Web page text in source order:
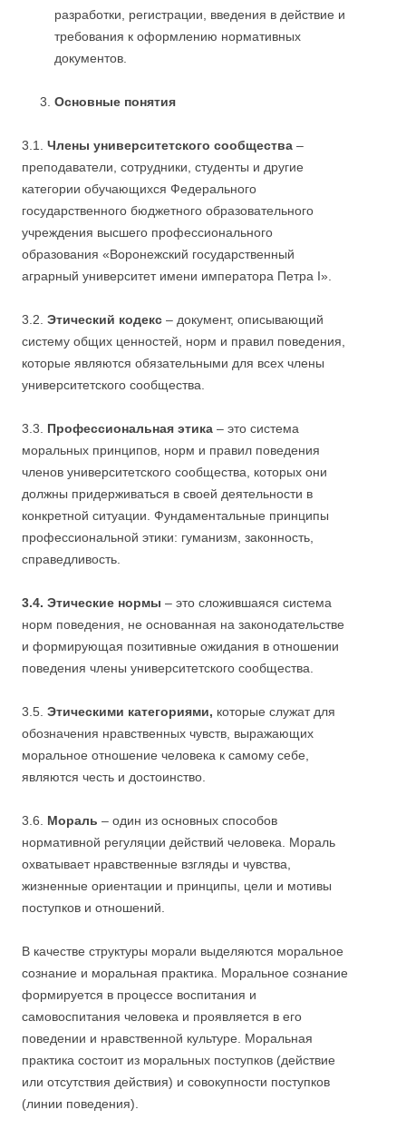
разработки, регистрации, введения в действие и
требования к оформлению нормативных
документов.
Основные понятия
3.1. Члены университетского сообщества –
преподаватели, сотрудники, студенты и другие
категории обучающихся Федерального
государственного бюджетного образовательного
учреждения высшего профессионального
образования «Воронежский государственный
аграрный университет имени императора Петра I».
3.2. Этический кодекс – документ, описывающий
систему общих ценностей, норм и правил поведения,
которые являются обязательными для всех члены
университетского сообщества.
3.3. Профессиональная этика – это система
моральных принципов, норм и правил поведения
членов университетского сообщества, которых они
должны придерживаться в своей деятельности в
конкретной ситуации. Фундаментальные принципы
профессиональной этики: гуманизм, законность,
справедливость.
3.4. Этические нормы – это сложившаяся система
норм поведения, не основанная на законодательстве
и формирующая позитивные ожидания в отношении
поведения члены университетского сообщества.
3.5. Этическими категориями, которые служат для
обозначения нравственных чувств, выражающих
моральное отношение человека к самому себе,
являются честь и достоинство.
3.6. Мораль – один из основных способов
нормативной регуляции действий человека. Мораль
охватывает нравственные взгляды и чувства,
жизненные ориентации и принципы, цели и мотивы
поступков и отношений.
В качестве структуры морали выделяются моральное
сознание и моральная практика. Моральное сознание
формируется в процессе воспитания и
самовоспитания человека и проявляется в его
поведении и нравственной культуре. Моральная
практика состоит из моральных поступков (действие
или отсутствия действия) и совокупности поступков
(линии поведения).